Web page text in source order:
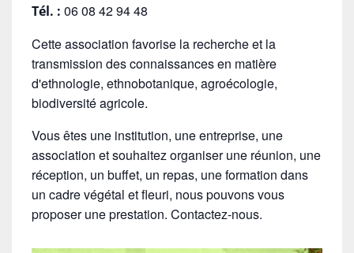
Tél. : 06 08 42 94 48
Cette association favorise la recherche et la
transmission des connaissances en matière
d'ethnologie, ethnobotanique, agroécologie,
biodiversité agricole.
Vous êtes une institution, une entreprise, une
association et souhaitez organiser une réunion, une
réception, un buffet, un repas, une formation dans
un cadre végétal et fleuri, nous pouvons vous
proposer une prestation. Contactez-nous.